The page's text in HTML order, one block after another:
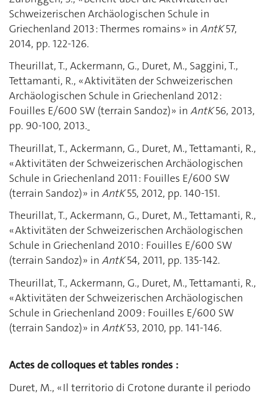
Schweizerischen Archäologischen Schule in
Griechenland 2013 : Thermes romains » in AntK57,
2014, pp. 122-126.
Theurillat, T., Ackermann, G., Duret, M., Saggini, T.,
Tettamanti, R., « Aktivitäten der Schweizerischen
Archäologischen Schule in Griechenland 2012 :
Fouilles E/600 SW (terrain Sandoz) » in AntK56, 2013,
pp. 90-100, 2013.
Theurillat, T., Ackermann, G., Duret, M., Tettamanti, R.,
« Aktivitäten der Schweizerischen Archäologischen
Schule in Griechenland 2011 : Fouilles E/600 SW
(terrain Sandoz) » in AntK55, 2012, pp. 140-151.
Theurillat, T., Ackermann, G., Duret, M., Tettamanti, R.,
« Aktivitäten der Schweizerischen Archäologischen
Schule in Griechenland 2010 : Fouilles E/600 SW
(terrain Sandoz) » in AntK54, 2011, pp. 135-142.
Theurillat, T., Ackermann, G., Duret, M., Tettamanti, R.,
« Aktivitäten der Schweizerischen Archäologischen
Schule in Griechenland 2009 : Fouilles E/600 SW
(terrain Sandoz) » in AntK53, 2010, pp. 141-146.
Actes de colloques et tables rondes :
Duret, M., « Il territorio di Crotone durante il periodo